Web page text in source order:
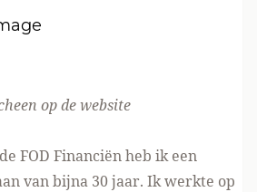
op de website
FOD Financiën heb ik een
van bijna 30 jaar. Ik werkte op